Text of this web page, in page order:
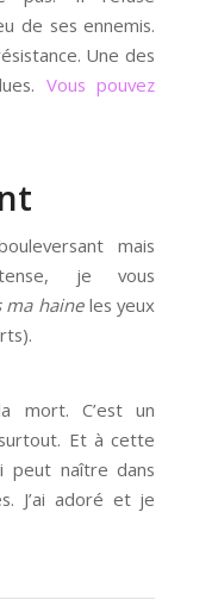
de ses ennemis.
Une des
Vous pouvez
mais
je vous
ma haineles yeux
mort. C’est un
Et à cette
peut naître dans
J’ai adoré et je